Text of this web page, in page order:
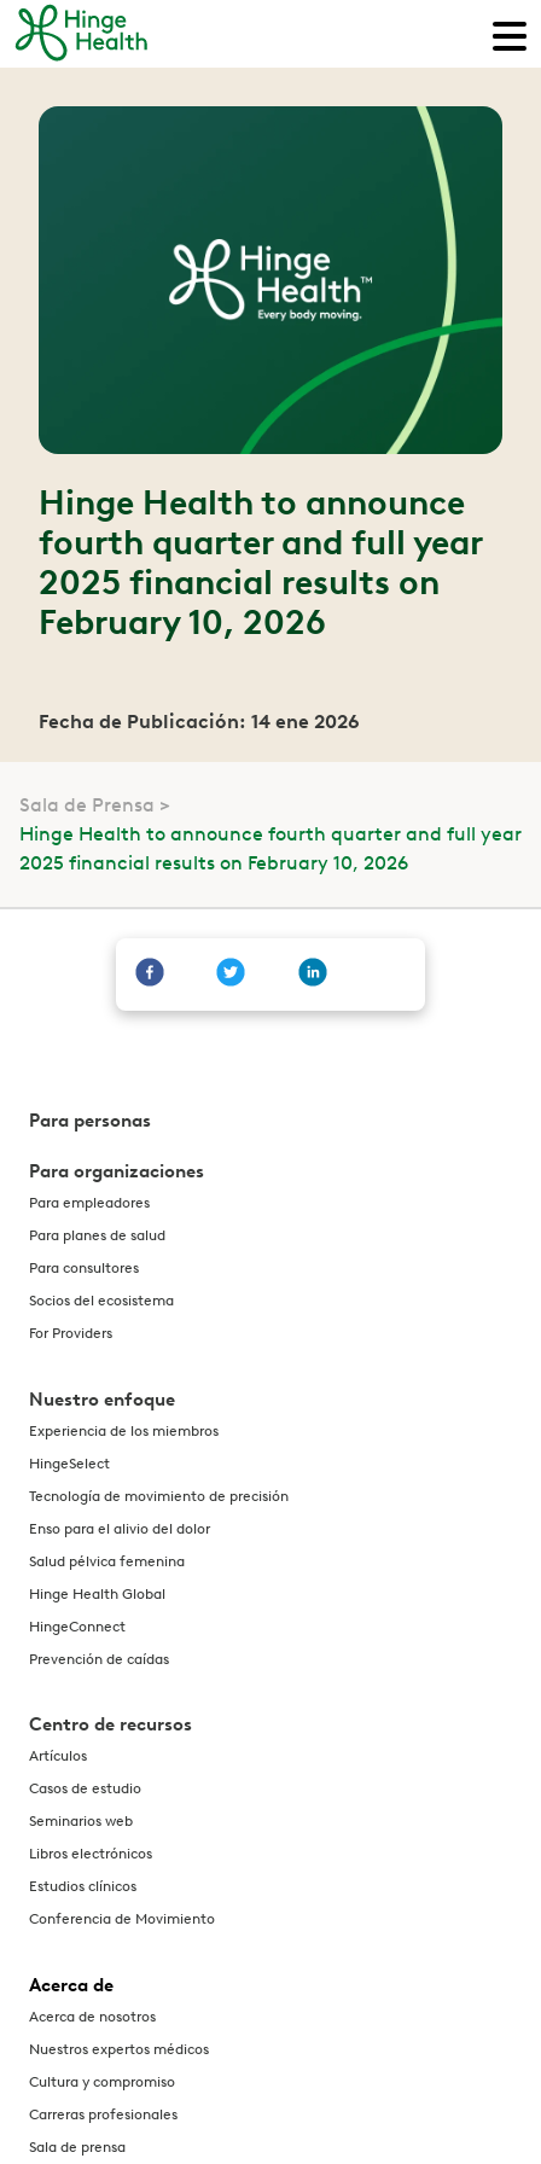
Hinge Health to announce
fourth quarter and full year
2025 financial results on
February 10, 2026
Fecha de Publicación: 14 ene 2026
Sala de Prensa
Hinge Health to announce fourth quarter and full year
2025 financial results on February 10, 2026
Para personas
Para organizaciones
Para empleadores
Para planes de salud
Para consultores
Socios del ecosistema
For Providers
Nuestro enfoque
Experiencia de los miembros
HingeSelect
Tecnología de movimiento de precisión
Enso para el alivio del dolor
Salud pélvica femenina
Hinge Health Global
HingeConnect
Prevención de caídas
Centro de recursos
Artículos
Casos de estudio
Seminarios web
Libros electrónicos
Estudios clínicos
Conferencia de Movimiento
Acerca de
Acerca de nosotros
Nuestros expertos médicos
Cultura y compromiso
Carreras profesionales
Sala de prensa